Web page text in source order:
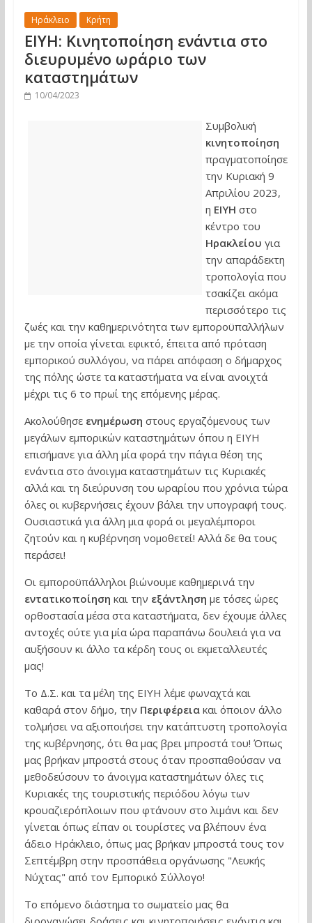
Ηράκλειο Κρήτη
ΕΙΥΗ: Κινητοποίηση ενάντια στο
διευρυμένο ωράριο των
καταστημάτων
10/04/2023
Συμβολική
κινητοποίηση
πραγματοποίησε
την Κυριακή 9
Απριλίου 2023,
η ΕΙΥΗ στο
κέντρο του
Ηρακλείου για
την απαράδεκτη
τροπολογία που
τσακίζει ακόμα
περισσότερο τις
ζωές και την καθημερινότητα των εμποροϋπαλλήλων
με την οποία γίνεται εφικτό, έπειτα από πρόταση
εμπορικού συλλόγου, να πάρει απόφαση ο δήμαρχος
της πόλης ώστε τα καταστήματα να είναι ανοιχτά
μέχρι τις 6 το πρωί της επόμενης μέρας.
Ακολούθησε ενημέρωση στους εργαζόμενους των
μεγάλων εμπορικών καταστημάτων όπου η ΕΙΥΗ
επισήμανε για άλλη μία φορά την πάγια θέση της
ενάντια στο άνοιγμα καταστημάτων τις Κυριακές
αλλά και τη διεύρυνση του ωραρίου που χρόνια τώρα
όλες οι κυβερνήσεις έχουν βάλει την υπογραφή τους.
Ουσιαστικά για άλλη μια φορά οι μεγαλέμποροι
ζητούν και η κυβέρνηση νομοθετεί! Αλλά δε θα τους
περάσει!
Οι εμποροϋπάλληλοι βιώνουμε καθημερινά την
εντατικοποίηση και την εξάντληση με τόσες ώρες
ορθοστασία μέσα στα καταστήματα, δεν έχουμε άλλες
αντοχές ούτε για μία ώρα παραπάνω δουλειά για να
αυξήσουν κι άλλο τα κέρδη τους οι εκμεταλλευτές
μας!
Το Δ.Σ. και τα μέλη της ΕΙΥΗ λέμε φωναχτά και
καθαρά στον δήμο, την Περιφέρειακαι όποιον άλλο
τολμήσει να αξιοποιήσει την κατάπτυστη τροπολογία
της κυβέρνησης, ότι θα μας βρει μπροστά του! Όπως
μας βρήκαν μπροστά στους όταν προσπαθούσαν να
μεθοδεύσουν το άνοιγμα καταστημάτων όλες τις
Κυριακές της τουριστικής περιόδου λόγω των
κρουαζιερόπλοιων που φτάνουν στο λιμάνι και δεν
γίνεται όπως είπαν οι τουρίστες να βλέπουν ένα
άδειο Ηράκλειο, όπως μας βρήκαν μπροστά τους τον
Σεπτέμβρη στην προσπάθεια οργάνωσης "Λευκής
Νύχτας" από τον Εμπορικό Σύλλογο!
Το επόμενο διάστημα το σωματείο μας θα